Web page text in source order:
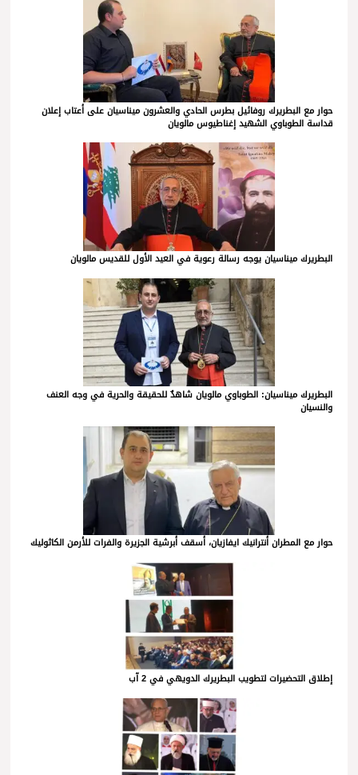
حوار مع البطريرك روفائيل بطرس الحادي والعشرون ميناسيان على أعتاب إعلان
قداسة الطوباوي الشهيد إغناطيوس مالويان
البطريرك ميناسيان يوجه رسالة رعوية في العيد الأول للقديس مالويان
البطريرك ميناسيان: الطوباوي مالويان شاهدٌ للحقيقة والحرية في وجه العنف
والنسيان
حوار مع المطران أنترانيك ايفازيان، أسقف أبرشية الجزيرة والفرات للأرمن الكاثوليك
إطلاق التحضيرات لتطويب البطريرك الدويهي في 2 آب